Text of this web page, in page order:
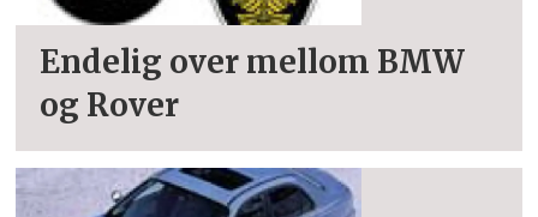
Endelig over mellom BMW
og Rover